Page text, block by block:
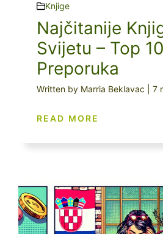
Knjige
Najčitanije
Svijetu – Top 10
Preporuka
Written by Marria Beklavac | 7
READ MORE